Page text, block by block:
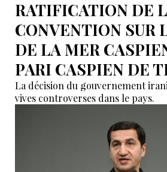
RATIFICATION DE
CONVENTION SUR
DE LA MER
PARI CASPIEN DE
La décision du gouvernement
vives controverses dans le pays.